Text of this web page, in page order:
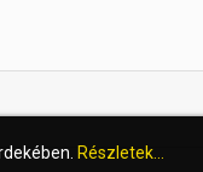
Részletek...